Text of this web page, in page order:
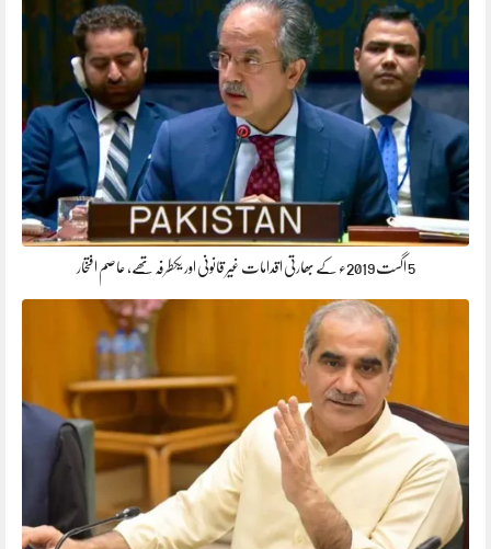
5 اگست 2019ء کے بھارتی اقدامات غیر قانونی اور یکطرفہ تھے، عاصم افتخار